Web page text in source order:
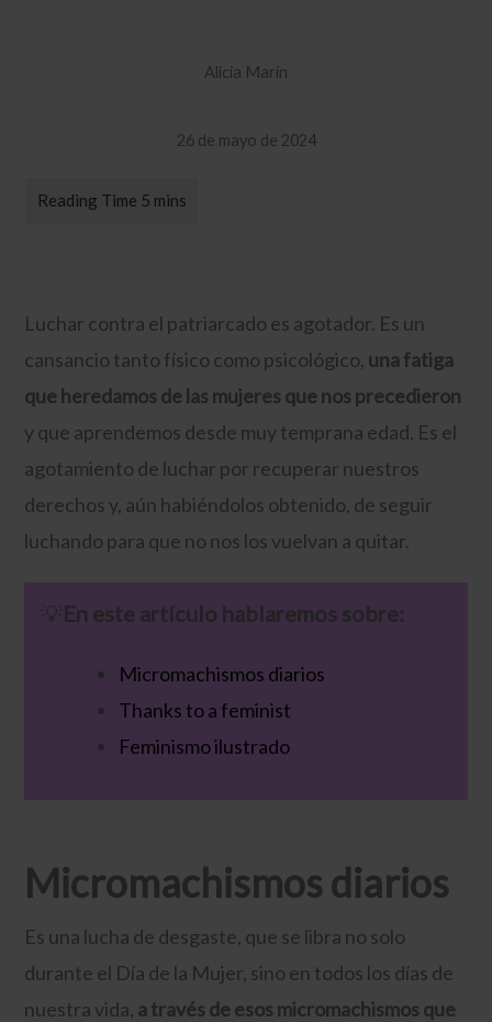
Alicia Marín
26 de mayo de 2024
Luchar contra el patriarcado es agotador. Es un
cansancio tanto físico como psicológico, una fatiga
que heredamos de las mujeres que nos precedieron
y que aprendemos desde muy temprana edad. Es el
agotamiento de luchar por recuperar nuestros
derechos y, aún habiéndolos obtenido, de seguir
luchando para que no nos los vuelvan a quitar.
💡​En este artículo hablaremos sobre:
Micromachismos diarios
Thanks to a feminist
Feminismo ilustrado
Micromachismos diarios
Es una lucha de desgaste, que se libra no solo
durante el Día de la Mujer, sino en todos los días de
nuestra vida, a través de esos micromachismos que